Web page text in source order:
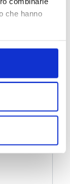
che hanno